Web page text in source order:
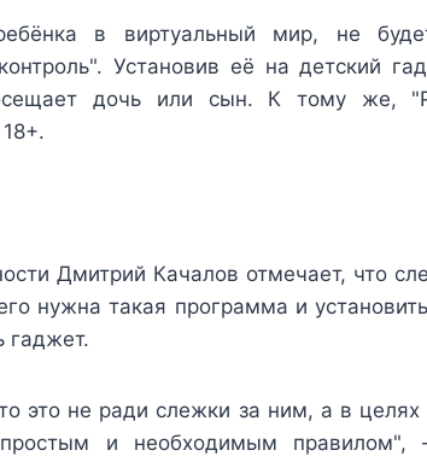
в виртуальный мир, не
Установив её на детский
дочь или сын. К тому же,
Дмитрий Качалов отмечает, что
нужна такая программа и
гаджет.
это не ради слежки за ним, а в целях
и необходимым правилом",